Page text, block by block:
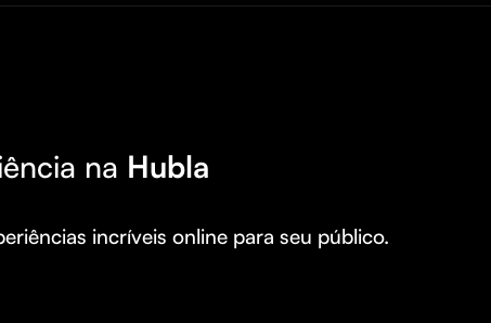
na Hubla
incríveis online para seu público.